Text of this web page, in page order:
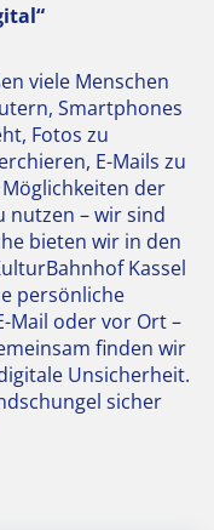
viele Menschen
Smartphones
Fotos zu
E-Mails zu
der
nutzen – wir sind
bieten wir in den
Kassel
persönliche
Mail oder vor Ort –
finden wir
Unsicherheit.
sicher